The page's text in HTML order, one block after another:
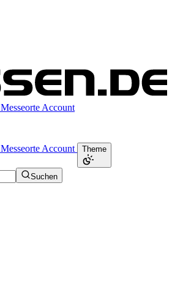
Messeorte Account
Messeorte Account Theme
Suchen